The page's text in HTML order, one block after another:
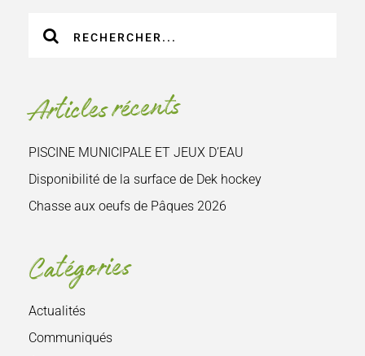
sur
Articles récents
PISCINE MUNICIPALE ET JEUX D’EAU
Disponibilité de la surface de Dek hockey
Chasse aux oeufs de Pâques 2026
Catégories
Actualités
Communiqués